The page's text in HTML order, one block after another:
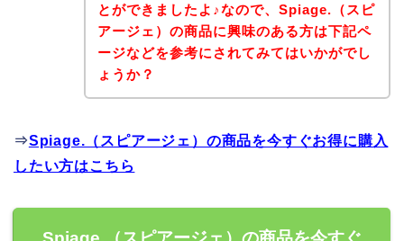
とができましたよ♪なので、Spiage.（スピ
アージェ）の商品に興味のある方は下記ペ
ージなどを参考にされてみてはいかがでし
ょうか？
⇒Spiage.（スピアージェ）の商品を今すぐお得に購入
したい方はこちら